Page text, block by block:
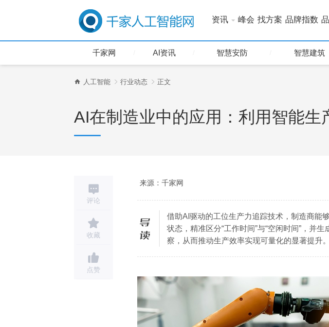
资讯 峰会 找方案 品牌指数
千家网 AI资讯 智慧安防 智慧建筑
人工智能 行业动态 正文
AI在制造业中的应用：利用智能生
评论
收藏
点赞
来源：千家网
导读
借助AI驱动的工位生产力追踪技术，制造商能
状态，精准区分“工作时间”与“空闲时间”，并
察，从而推动生产效率实现可量化的显著提升。
专题
教
案例专题